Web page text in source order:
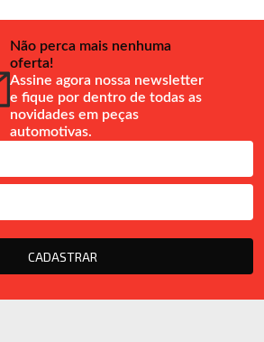
Não perca mais nenhuma
oferta!
Assine agora nossa newsletter
e fique por dentro de todas as
novidades em peças
automotivas.
CADASTRAR